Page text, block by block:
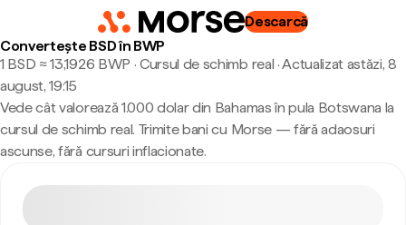
Descarcă
Convertește BSD în BWP
1 BSD ≈ 13,1926 BWP · Cursul de schimb real ·Actualizat astăzi, 8
august, 19:15
Vede cât valorează 1.000 dolar din Bahamas în pula Botswana la
cursul de schimb real. Trimite bani cu Morse — fără adaosuri
ascunse, fără cursuri inflacionate.